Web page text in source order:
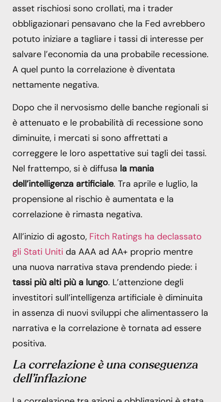
asset rischiosi sono crollati, ma i trader
obbligazionari pensavano che la Fed avrebbero
potuto iniziare a tagliare i tassi di interesse per
salvare l’economia da una probabile recessione.
A quel punto la correlazione è diventata
nettamente negativa.
Dopo che il nervosismo delle banche regionali si
è attenuato e le probabilità di recessione sono
diminuite, i mercati si sono affrettati a
correggere le loro aspettative sui tagli dei tassi.
Nel frattempo, si è diffusa la mania
dell’intelligenza artificiale. Tra aprile e luglio, la
propensione al rischio è aumentata e la
correlazione è rimasta negativa.
All’inizio di agosto, Fitch Ratings ha declassato
gli Stati Uniti da AAA ad AA+ proprio mentre
una nuova narrativa stava prendendo piede: i
tassi più alti più a lungo. L’attenzione degli
investitori sull’intelligenza artificiale è diminuita
in assenza di nuovi sviluppi che alimentassero la
narrativa e la correlazione è tornata ad essere
positiva.
La correlazione è una conseguenza
dell’inflazione